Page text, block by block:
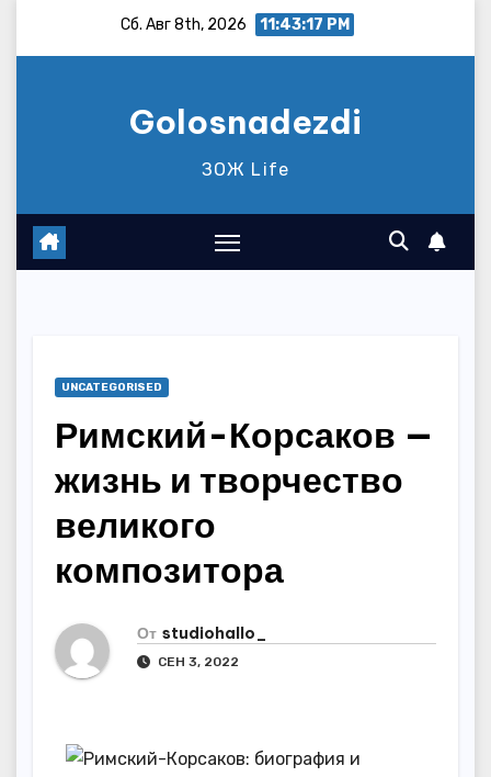
Сб. Авг 8th, 2026 11:43:18 PM
Golosnadezdi
ЗОЖ Life
UNCATEGORISED
Римский-Корсаков —
жизнь и творчество
великого
композитора
От studiohallo_
СЕН 3, 2022